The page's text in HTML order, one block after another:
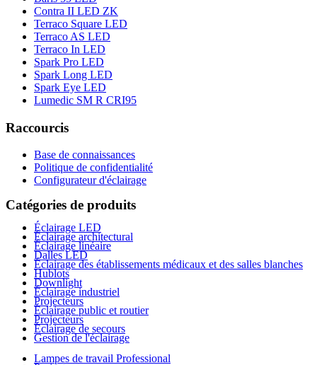
Contra II LED ZK
Terraco Square LED
Terraco AS LED
Terraco In LED
Spark Pro LED
Spark Long LED
Spark Eye LED
Lumedic SM R CRI95
Raccourcis
Base de connaissances
Politique de confidentialité
Configurateur d'éclairage
Catégories de produits
Éclairage LED
Éclairage architectural
Éclairage linéaire
Dalles LED
Éclairage des établissements médicaux et des salles blanches
Hublots
Downlight
Éclairage industriel
Projecteurs
Éclairage public et routier
Projecteurs
Éclairage de secours
Gestion de l'éclairage
Lampes de travail Professional